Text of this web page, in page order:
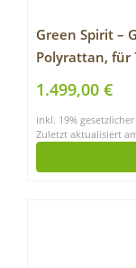
Green Spirit –
Polyrattan, für
Wetterfest,
Sessel, 2 Hocker
1.499,00 €
inkl. 19%
Zuletzt aktualisiert